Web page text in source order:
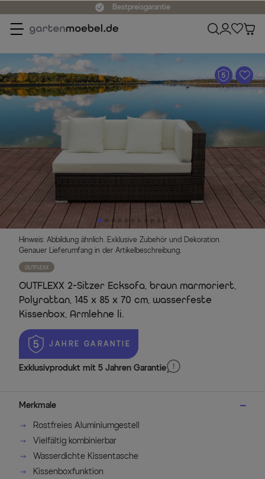
Bestpreisgarantie
A
Hinweis: Abbildung ähnlich. Exklusive Zubehör und Dekoration.
Genauer Lieferumfang in der Artikelbeschreibung.
OUTFLEXX
OUTFLEXX 2-Sitzer Ecksofa, braun marmoriert,
Polyrattan, 145 x 85 x 70 cm, wasserfeste
Kissenbox, Armlehne li.
JAHRE GARANTIE
Exklusivprodukt mit 5 Jahren Garantie
Merkmale
Rostfreies Aluminiumgestell
Vielfältig kombinierbar
Wasserdichte Kissentasche
Kissenboxfunktion